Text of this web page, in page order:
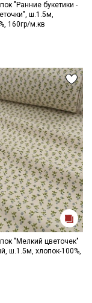
"Ранние букетики -
ш.1.5м,
160гр/м.кв
"Мелкий цветочек"
ш.1.5м, хлопок-100%,